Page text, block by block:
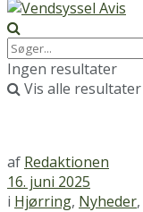
Ingen resultater
Vis alle resultater
af Redaktionen
16. juni 2025
i Hjørring, Nyheder,